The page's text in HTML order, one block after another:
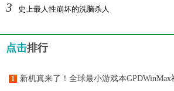
3 史上最人性崩坏的洗脑杀人
点击排行
1 新机真来了！全球最小游戏本GPDWinMax